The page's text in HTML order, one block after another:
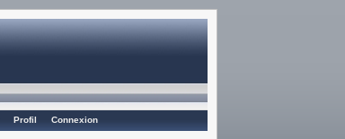
Profil Connexion